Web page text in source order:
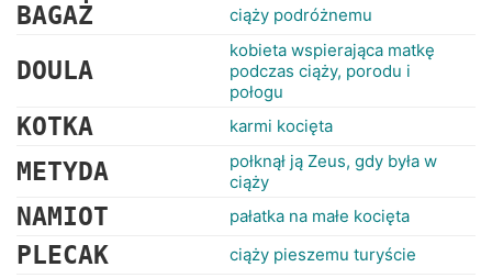
BAGAŻ ciąży podróżnemu
DOULA
kobieta wspierająca matkę
podczas ciąży, porodu i
połogu
KOTKA karmi kocięta
METYDA
połknął ją Zeus, gdy była w
ciąży
NAMIOT pałatka na małe kocięta
PLECAK ciąży pieszemu turyście